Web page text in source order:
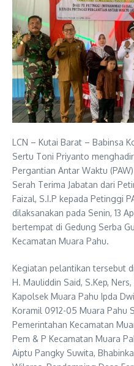
LCN – Kutai Barat – Babinsa
Sertu Toni Priyanto
Pergantian Antar Waktu
Serah Terima Jabatan dari
Faizal, S.I.P kepada Petinggi
dilaksanakan pada Senin, 13
bertempat di Gedung Serba
Kecamatan Muara Pahu.
Kegiatan pelantikan tersebut
H. Mauliddin Said, S.Kep,
Kapolsek Muara Pahu Ipda
Koramil 0912-05 Muara Pahu
Pemerintahan Kecamatan
Pem & P Kecamatan Muara
Aiptu Pangky Suwita,